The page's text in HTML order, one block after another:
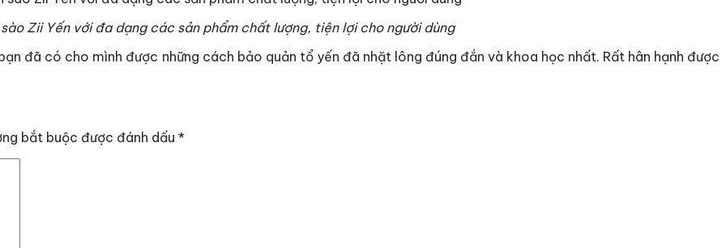
sào Zii Yến với đa dạng các sản phẩm chất lượng, tiện lợi cho người dùng
đã có cho mình được những cách bảo quản tổ yến đã nhặt lông đúng đắn và khoa học nhất. Rất hân hạnh được
bắt buộc được đánh dấu *